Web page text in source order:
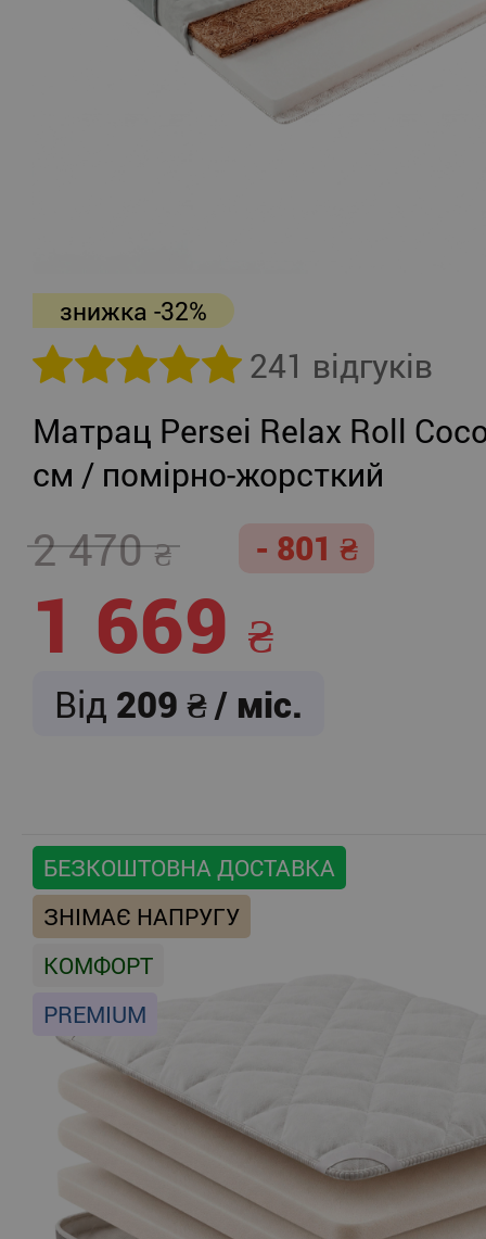
знижка -32%
241 відгуків
Матрац Persei Relax Roll
см / помірно-жорсткий
2 470 - 801
1 669
Від 209 / міс.
БЕЗКОШТОВНА ДОСТАВКА
ЗНІМАЄ НАПРУГУ
КОМФОРТ
PREMIUM